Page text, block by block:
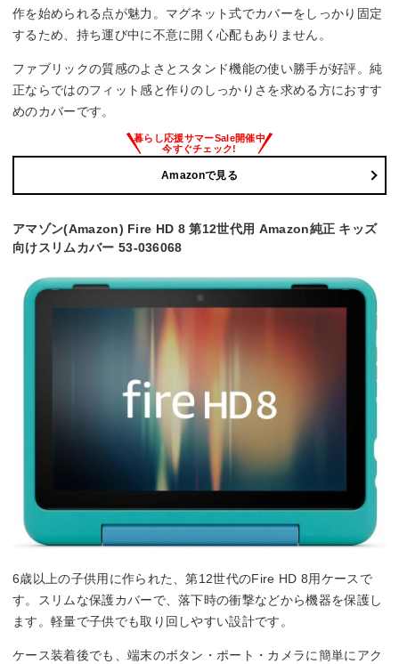
作を始められる点が魅力。マグネット式でカバーをしっかり固定
するため、持ち運び中に不意に開く心配もありません。
ファブリックの質感のよさとスタンド機能の使い勝手が好評。純
正ならではのフィット感と作りのしっかりさを求める方におすす
めのカバーです。
Amazonで見る
アマゾン(Amazon) Fire HD 8 第12世代用 Amazon純正 キッズ
向けスリムカバー 53-036068
6歳以上の子供用に作られた、第12世代のFire HD 8用ケースで
す。スリムな保護カバーで、落下時の衝撃などから機器を保護し
ます。軽量で子供でも取り回しやすい設計です。
ケース装着後でも、端末のボタン・ポート・カメラに簡単にアク